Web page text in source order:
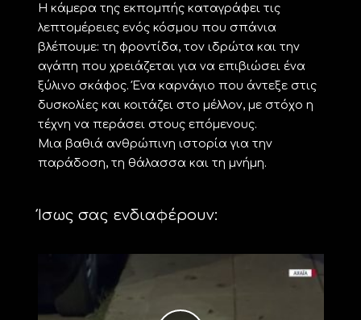
Η κάμερα της εκπομπής καταγράφει τις
λεπτομέρειες ενός κόσμου που σπάνια
βλέπουμε: τη φροντίδα, τον ιδρώτα και την
αγάπη που χρειάζεται για να επιβιώσει ένα
ξύλινο σκάφος. Ένα καρνάγιο που άντεξε στις
δυσκολίες και κοιτάζει στο μέλλον, με στόχο η
τέχνη να περάσει στους επόμενους.
Μια βαθιά ανθρώπινη ιστορία για την
παράδοση, τη θάλασσα και τη μνήμη.
Ίσως σας ενδιαφέρουν: